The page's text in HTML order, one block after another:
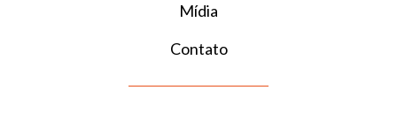
Mídia
Contato